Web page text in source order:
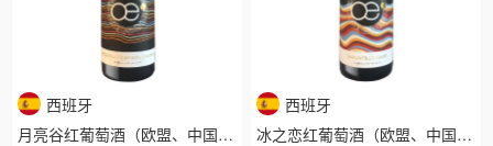
西班牙
月亮谷红葡萄酒（欧盟、中国有机认证）
西班牙
冰之恋红葡萄酒（欧盟、中国有机认证）